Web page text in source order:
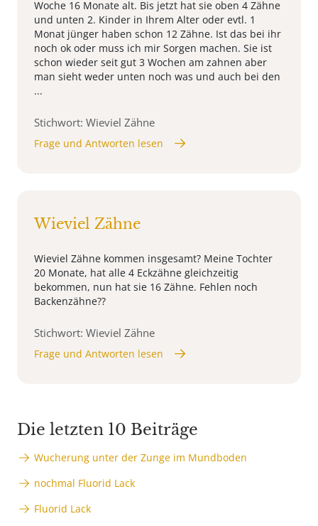
Woche 16 Monate alt. Bis jetzt hat sie oben 4 Zähne
und unten 2. Kinder in Ihrem Alter oder evtl. 1
Monat jünger haben schon 12 Zähne. Ist das bei ihr
noch ok oder muss ich mir Sorgen machen. Sie ist
schon wieder seit gut 3 Wochen am zahnen aber
man sieht weder unten noch was und auch bei den
...
Stichwort: Wieviel Zähne
Frage und Antworten lesen
Wieviel Zähne
Wieviel Zähne kommen insgesamt? Meine Tochter
20 Monate, hat alle 4 Eckzähne gleichzeitig
bekommen, nun hat sie 16 Zähne. Fehlen noch
Backenzähne??
Stichwort: Wieviel Zähne
Frage und Antworten lesen
Die letzten 10 Beiträge
Wucherung unter der Zunge im Mundboden
nochmal Fluorid Lack
Fluorid Lack